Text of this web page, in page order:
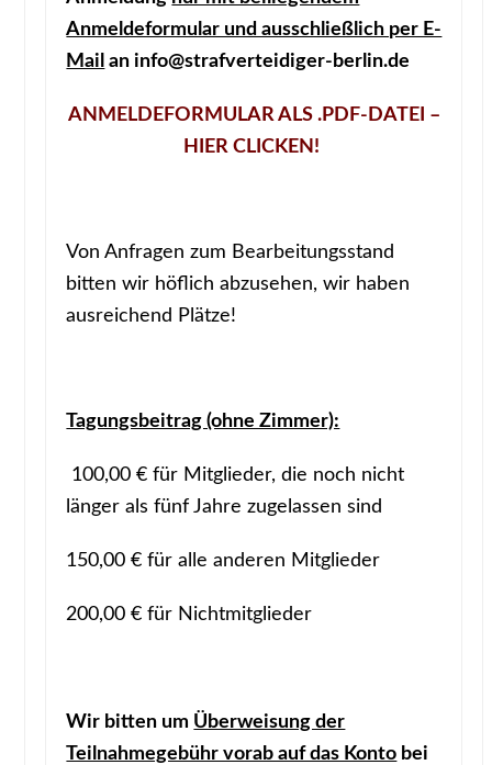
Anmeldeformular und ausschließlich per E-
Mail an info@strafverteidiger-berlin.de
ANMELDEFORMULAR ALS .PDF-DATEI –
HIER CLICKEN!
Von Anfragen zum Bearbeitungsstand
bitten wir höflich abzusehen, wir haben
ausreichend Plätze!
Tagungsbeitrag (ohne Zimmer):
100,00 € für Mitglieder, die noch nicht
länger als fünf Jahre zugelassen sind
150,00 € für alle anderen Mitglieder
200,00 € für Nichtmitglieder
Wir bitten um Überweisung der
Teilnahmegebühr vorab auf das Konto bei